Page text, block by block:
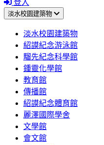
登入
淡水校園建築物
淡水校園建築物
紹謨紀念游泳館
騮先紀念科學館
鍾靈化學館
教育館
傳播館
紹謨紀念體育館
麗澤國際學舍
文學館
會文館